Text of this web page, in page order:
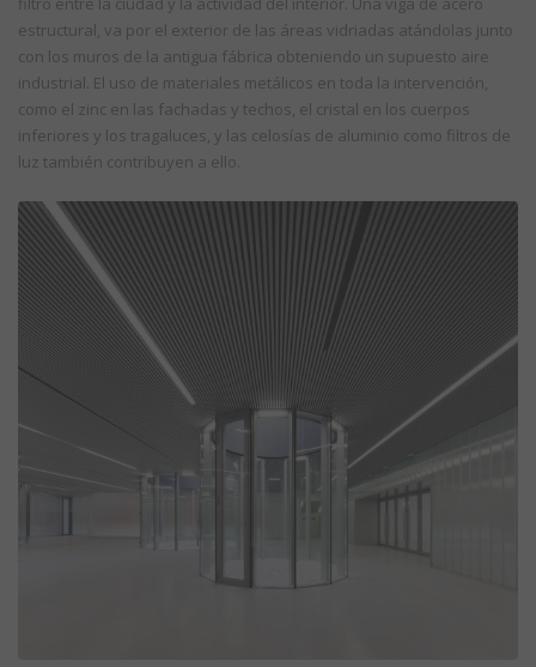
estructural, va por el exterior de las áreas vidriadas atándolas junto
con los muros de la antigua fábrica obteniendo un supuesto aire
industrial. El uso de materiales metálicos en toda la intervención,
como el zinc en las fachadas y techos, el cristal en los cuerpos
inferiores y los tragaluces, y las celosías de aluminio como filtros de
luz también contribuyen a ello.